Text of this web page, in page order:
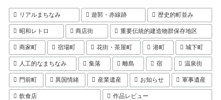
リアルまちなみ 遊郭・赤線跡 歴史的町並み
昭和レトロ 商店街 重要伝統的建造物群保存地区
商家町 宿場町 花街・茶屋町 港町 城下町
人工的なまちなみ 集落 離島 宿 温泉街
門前町 異国情緒 産業遺産 お知らせ 軍事遺産
飲食店 作品レビュー